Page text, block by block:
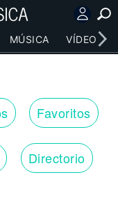
MÚSICA VÍDEOS
Favoritos
Directorio